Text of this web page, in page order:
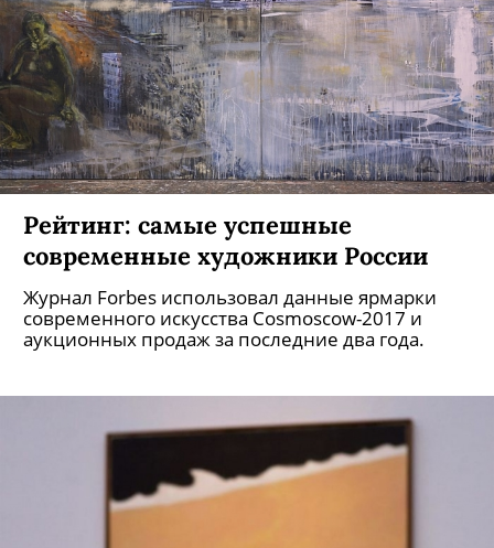
Рейтинг: самые успешные
современные художники России
Журнал Forbes использовал данные ярмарки
современного искусства Cosmoscow-2017 и
аукционных продаж за последние два года.